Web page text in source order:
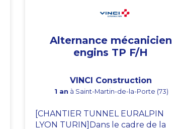
Alternance mécanicien
engins TP F/H
VINCI Construction
1 an à Saint-Martin-de-la-Porte (73)
[CHANTIER TUNNEL EURALPIN
LYON TURIN]Dans le cadre de la